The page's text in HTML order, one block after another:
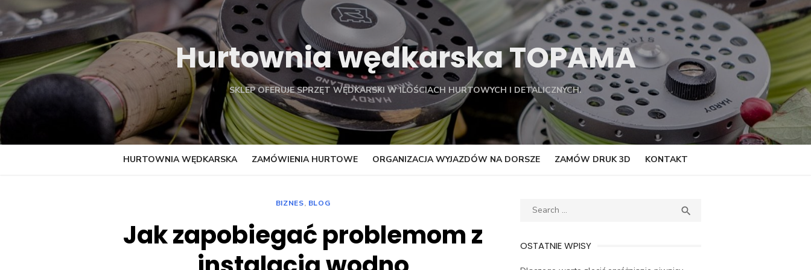
Skip
to
content
Hurtownia wędkarska TOPAMA
SKLEP OFERUJE SPRZĘT WĘDKARSKI W ILOŚCIACH HURTOWYCH I DETALICZNYCH.
HURTOWNIA WĘDKARSKA ZAMÓWIENIA HURTOWE ORGANIZACJA WYJAZDÓW NA DORSZE ZAMÓW DRUK 3D KONTAKT
BIZNES, BLOG
Jak zapobiegać problemom z
Search

OSTATNIE WPISY